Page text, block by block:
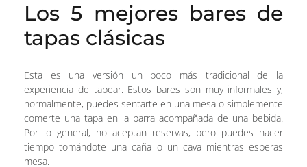
Los 5 mejores bares de
tapas clásicas
Esta es una versión un poco más tradicional de la
experiencia de tapear. Estos bares son muy informales y,
normalmente, puedes sentarte en una mesa o simplemente
comerte una tapa en la barra acompañada de una bebida.
Por lo general, no aceptan reservas, pero puedes hacer
tiempo tomándote una caña o un cava mientras esperas
mesa.